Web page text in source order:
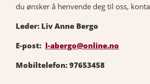
du ønsker å henvende deg til oss,
Leder: Liv Anne Bergo
E-post: l-abergo@online.no
Mobiltelefon: 97653458